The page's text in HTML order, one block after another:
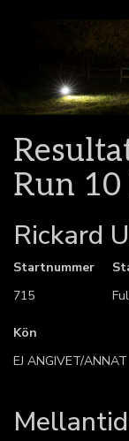
Run
Rickard
Startnummer
715
Kön
EJ ANGIVET/ANNAT